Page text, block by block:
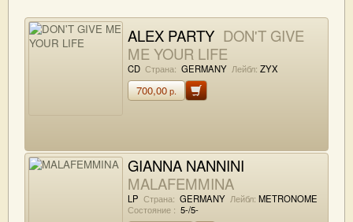
ALEX PARTY DON'T GIVE
ME YOUR LIFE
CD Страна: GERMANY Лейбл: ZYX
700,00р.
GIANNA NANNINI
MALAFEMMINA
LP Страна: GERMANY Лейбл: METRONOME
Состояние : 5-/5-